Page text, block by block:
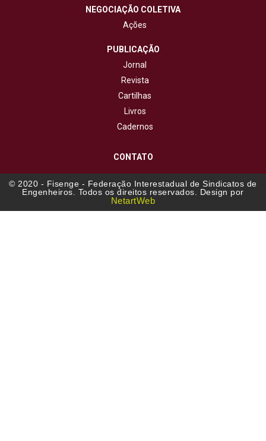
NEGOCIAÇÃO COLETIVA
Ações
PUBLICAÇÃO
Jornal
Revista
Cartilhas
Livros
Cadernos
CONTATO
© 2020 - Fisenge - Federação Interestadual de Sindicatos de
Engenheiros. Todos os direitos reservados. Design por
NetartWeb